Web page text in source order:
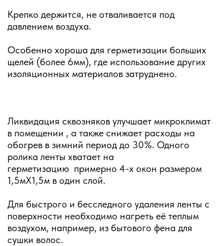
Крепко держится, не отваливается под
давлением воздуха.
Особенно хороша для герметизации больших
щелей (более 6мм), где использование других
изоляционных материалов затруднено.
Ликвидация сквозняков улучшает микроклимат
в помещении , а также снижает расходы на
обогрев в зимний период до 30%. Одного
ролика ленты хватает на
герметизацию примерно 4-х окон размером
1,5мХ1,5м в один слой.
Для быстрого и бесследного удаления ленты с
поверхности необходимо нагреть её теплым
воздухом, например, из бытового фена для
сушки волос.